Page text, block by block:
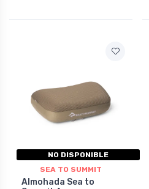
NO DISPONIBLE
SEA TO SUMMIT
Almohada Sea to